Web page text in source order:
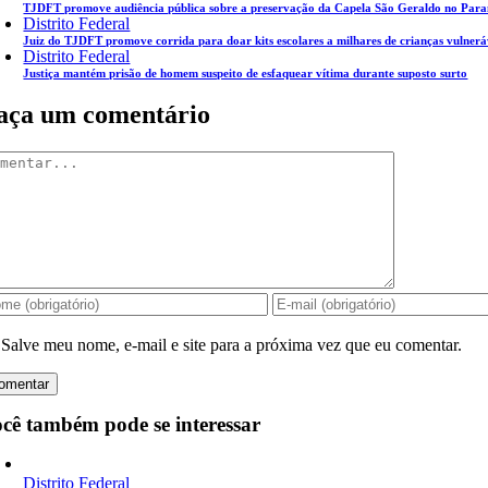
TJDFT promove audiência pública sobre a preservação da Capela São Geraldo no
Distrito Federal
Juiz do TJDFT promove corrida para doar kits escolares a milhares de crianças
Distrito Federal
Justiça mantém prisão de homem suspeito de esfaquear vítima durante suposto surto
um comentário
Salve meu nome, e-mail e site para a próxima vez que eu comentar.
também pode se interessar
Distrito Federal